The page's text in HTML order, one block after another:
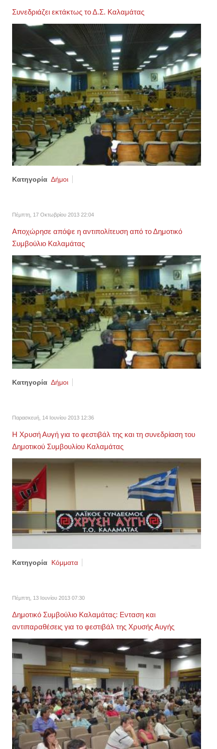
Συνεδριάζει εκτάκτως το Δ.Σ. Καλαμάτας
Κατηγορία Δήμοι
Πέμπτη, 17 Οκτωβρίου 2013 22:04
Αποχώρησε απόψε η αντιπολίτευση από το Δημοτικό
Συμβούλιο Καλαμάτας
Κατηγορία Δήμοι
Παρασκευή, 14 Ιουνίου 2013 12:36
Η Χρυσή Αυγή για το φεστιβάλ της και τη συνεδρίαση του
Δημοτικού Συμβουλίου Καλαμάτας
Κατηγορία Κόμματα
Πέμπτη, 13 Ιουνίου 2013 07:30
Δημοτικό Συμβούλιο Καλαμάτας: Ενταση και
αντιπαραθέσεις για το φεστιβάλ της Χρυσής Αυγής